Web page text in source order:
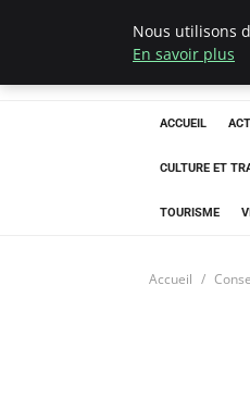
ACCUEIL
CULTURE ET
TOURISME
Accueil
Nous utilisons
En savoir plus